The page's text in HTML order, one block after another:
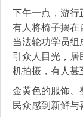
下午一点，游行
有人将椅子摆在
当法轮功学员
引众人目光，
机拍摄，有人甚
金黄色的服饰、
民众感到新鲜与